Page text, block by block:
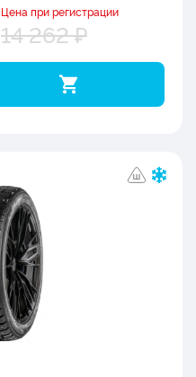
Цена при регистрации
14 262 ₽